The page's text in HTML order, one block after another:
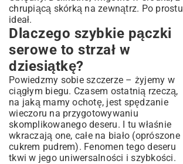
pączki serowe
Czy można piec pączki serowe zamiast
smażyć?
Jak długo przechowywać pączki serowe?
Podsumowanie: Smakowity deser bez
wysiłku
chrupiącą skórką na zewnątrz. Po prostu
ideał.
Dlaczego szybkie pączki
serowe to strzał w
dziesiątkę?
Powiedzmy sobie szczerze – żyjemy w
ciągłym biegu. Czasem ostatnią rzeczą,
na jaką mamy ochotę, jest spędzanie
wieczoru na przygotowywaniu
skomplikowanego deseru. I tu właśnie
wkraczają one, całe na biało (oprószone
cukrem pudrem). Fenomen tego deseru
tkwi w jego uniwersalności i szybkości.